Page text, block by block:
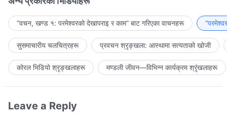
“वचन, खण्ड १: परमेश्‍वरको देखापराइ र काम” बाट गरिएका वाचनहरू
सुसमाचारीय चलचित्रहरू प्रवचन श्रृङ्खला: आस्थामा सत्यताको खोजी
कोरल भिडियो श्रृङ्खलाहरू मण्डली जीवन—विभिन्‍न कार्यक्रम श्रृंखलाहरू
Leave a Reply